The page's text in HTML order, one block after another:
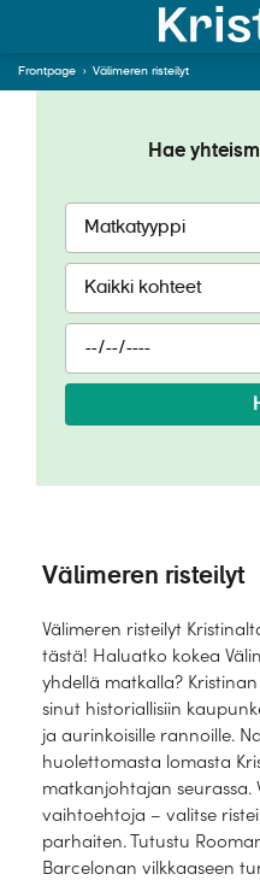
Frontpage › Välimeren risteilyt
Historiaa,
Hae
Välimeren risteilyt
Välimeren risteilyt
tästä! Haluatko kokea
yhdellä matkalla?
sinut historiallisiin
ja aurinkoisille rannoille.
huolettomasta lomasta
matkanjohtajan seurassa.
vaihtoehtoja – valitse
parhaiten. Tutustu
Barcelonan vilkkaaseen